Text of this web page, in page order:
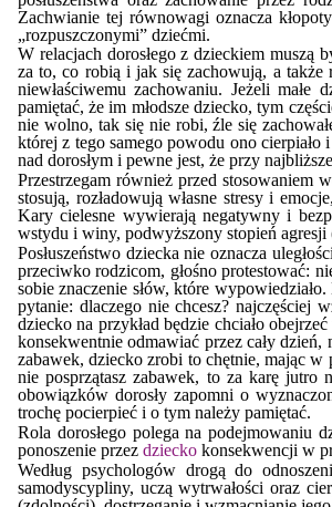
Zachwianie tej równowagi oznacza
„rozpuszczonymi” dziećmi.
W relacjach dorosłego z dzieckiem muszą
za to, co robią i jak się zachowują, a
niewłaściwemu zachowaniu. Jeżeli
pamiętać, że im młodsze dziecko, tym
nie wolno, tak się nie robi, źle się
której z tego samego powodu ono
nad dorosłym i pewne jest, że przy
Przestrzegam również przed stosowaniem
stosują, rozładowują własne stresy i
Kary cielesne wywierają negatywny i
wstydu i winy, podwyższony stopień
Posłuszeństwo dziecka nie oznacza
przeciwko rodzicom, głośno protestować:
sobie znaczenie słów, które
pytanie: dlaczego nie chcesz?
dziecko na przykład będzie chciało
konsekwentnie odmawiać przez cały
zabawek, dziecko zrobi to chętnie, mając
nie posprzątasz zabawek, to za karę jutro
obowiązków dorosły zapomni o
trochę pocierpieć i o tym należy pamiętać.
Rola dorosłego polega na podejmowaniu
ponoszenie przez dzieckokonsekwencji w
Według psychologów drogą do
samodyscypliny, uczą wytrwałości oraz